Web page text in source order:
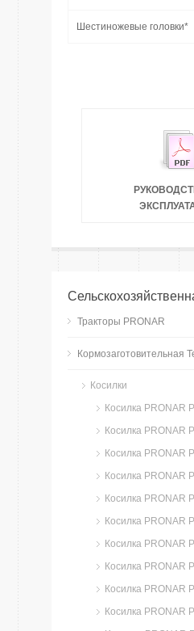
Шестиножевые головки*
Тракторы PRONAR
Кормозаготовительная
Косилки
Косилка PRONAR
Косилка PRONAR
Косилка PRONAR
Косилка PRONAR
Косилка PRONAR
Косилка PRONAR
Косилка PRONAR
Косилка PRONAR
Косилка PRONAR
Косилка PRONAR